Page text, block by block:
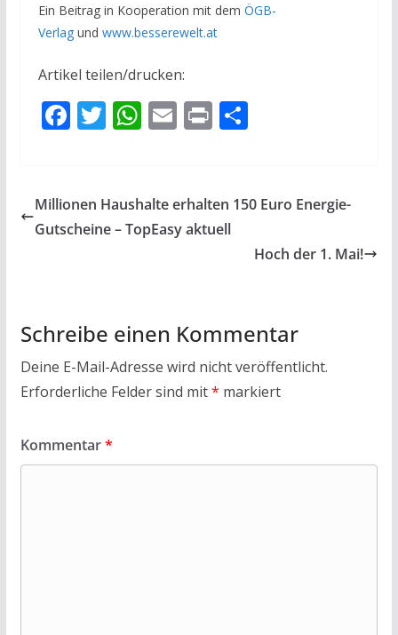
Ein Beitrag in Kooperation mit dem ÖGB-
Verlagund www.besserewelt.at
Artikel teilen/drucken:
F
b
o
T
er
W
s
A
E
l
PrT
n
Millionen Haushalte erhalten 150 Euro Energie-
Gutscheine – TopEasy aktuell
Hoch der 1. Mai!
Schreibe einen Kommentar
Deine E-Mail-Adresse wird nicht veröffentlicht.
Erforderliche Felder sind mit* markiert
Kommentar*